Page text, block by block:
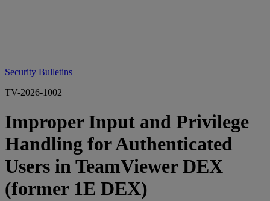
Security Bulletins
TV-2026-1002
Improper Input and Privilege
Handling for Authenticated
Users in TeamViewer DEX
(former 1E DEX)